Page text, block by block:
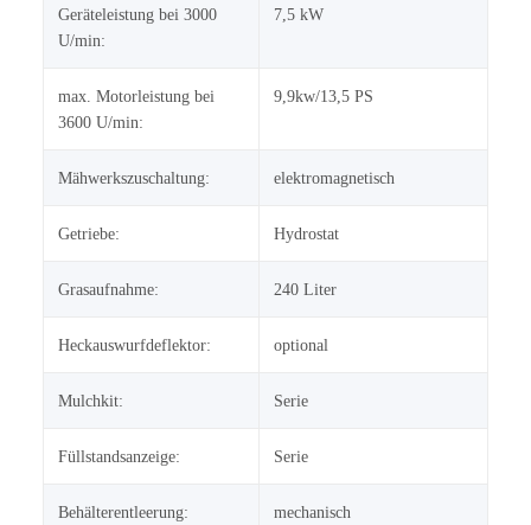
Geräteleistung bei 3000
U/min:
7,5 kW
max. Motorleistung bei
3600 U/min:
9,9kw/13,5 PS
Mähwerkszuschaltung: elektromagnetisch
Getriebe: Hydrostat
Grasaufnahme: 240 Liter
Heckauswurfdeflektor: optional
Mulchkit: Serie
Füllstandsanzeige: Serie
Behälterentleerung: mechanisch